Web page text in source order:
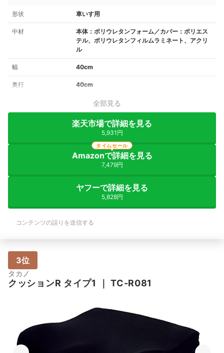
形状 車いす用
中材
本体：ポリウレタンフォーム／カバー：ポリエス
テル、ポリウレタンフィルムラミネート、アクリ
ル
幅 40cm
奥行 40cm
全部見る
楽天市場で詳細を見る
5,931円
Amazonで詳細を見る
7,479円
タイムセール
ヤフーで詳細を見る
5,828円
コンテンツの誤りを送信する
3位
タカノ
クッションR タイプ1 ｜TC-R081